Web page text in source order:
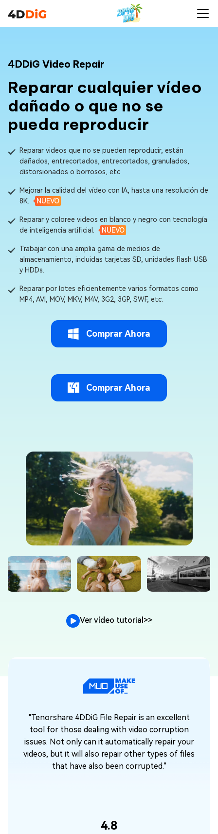
4DDiG Video Repair
Reparar cualquier vídeo
dañado o que no se
pueda reproducir
Reparar videos que no se pueden reproducir, están
dañados, entrecortados, entrecortados, granulados,
distorsionados o borrosos, etc.
Mejorar la calidad del vídeo con IA, hasta una resolución de
8K.
NUEVO
Reparar y coloree videos en blanco y negro con tecnología
de inteligencia artificial.
NUEVO
Trabajar con una amplia gama de medios de
almacenamiento, incluidas tarjetas SD, unidades flash USB
y HDDs.
Reparar por lotes eficientemente varios formatos como
MP4, AVI, MOV, MKV, M4V, 3G2, 3GP, SWF, etc.
Comprar Ahora
Comprar Ahora
Ver vídeo tutorial >>
"Tenorshare 4DDiG File Repair is an excellent
tool for those dealing with video corruption
issues. Not only can it automatically repair your
videos, but it will also repair other types of files
that have also been corrupted."
4.8